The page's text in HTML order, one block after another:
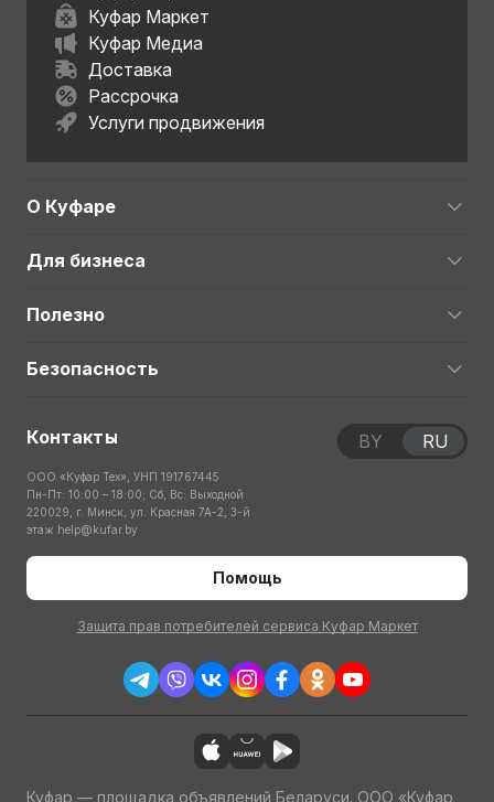
Куфар Маркет
Куфар Медиа
Доставка
Рассрочка
Услуги продвижения
О Куфаре
Для бизнеса
Полезно
Безопасность
Контакты
ООО «Куфар Тех», УНП 191767445
Пн-Пт: 10:00 – 18:00; Сб, Вс: Выходной
220029, г. Минск, ул. Красная 7А-2, 3-й
этаж help@kufar.by
Помощь
Защита прав потребителей сервиса Куфар Маркет
BY RU
Куфар — площадка объявлений Беларуси. ООО «Куфар